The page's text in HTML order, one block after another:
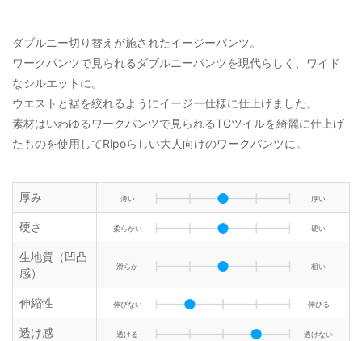
ダブルニー切り替えが施されたイージーパンツ。
ワークパンツで見られるダブルニーパンツを現代らしく、ワイド
なシルエットに。
ウエストと裾を絞れるようにイージー仕様に仕上げました。
素材はいわゆるワークパンツで見られるTCツイルを綺麗に仕上げ
たものを使用してRipoらしい大人向けのワークパンツに。
厚み 薄い 厚い
硬さ 柔らかい 硬い
生地質（凹凸
感）
滑らか 粗い
伸縮性 伸びない 伸びる
透け感 透ける 透けない